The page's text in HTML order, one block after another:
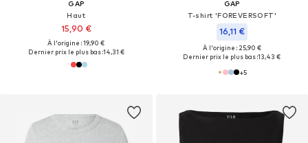
GAP
Haut
15,90 €
À l'origine : 19,90 €
Dernier prix le plus bas :14,31 €
GAP
T-shirt 'FOREVERSOFT'
16,11 €
À l'origine : 25,90 €
Dernier prix le plus bas :13,43 €
+5